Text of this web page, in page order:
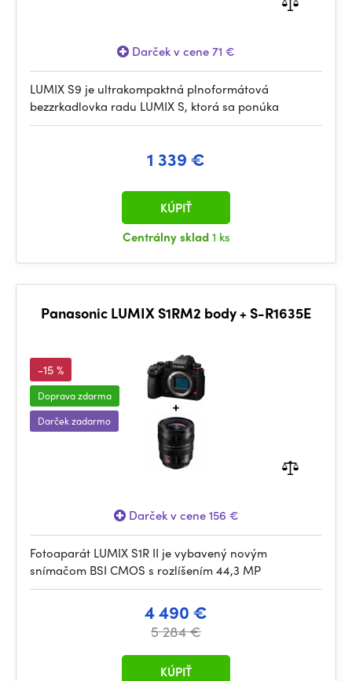
Darček v cene 71 €
LUMIX S9 je ultrakompaktná plnoformátová
bezzrkadlovka radu LUMIX S, ktorá sa ponúka
1 339 €
Centrálny sklad1 ks
KÚPIŤ
Panasonic LUMIX S1RM2 body + S-R1635E
-15 %
Doprava zdarma
Darček zadarmo
Darček v cene 156 €
Fotoaparát LUMIX S1R II je vybavený novým
snímačom BSI CMOS s rozlíšením 44,3 MP
4 490 €
5 284 €
KÚPIŤ